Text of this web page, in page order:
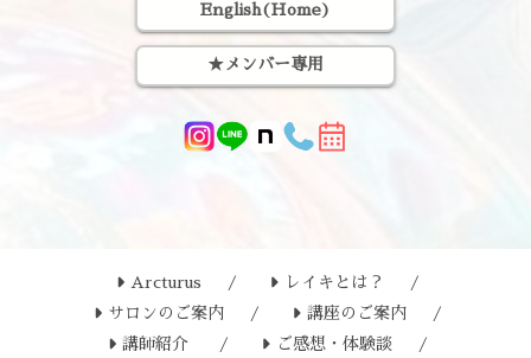
English(Home)
★メンバー専用
Arcturus
レイキとは？
サロンのご案内
講座のご案内
講師紹介
ご感想・体験談